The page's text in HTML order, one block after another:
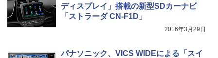
ディスプレイ」搭載の新型SDカーナビ
「ストラーダ CN-F1D」
2016年3月29日
パナソニック、VICS WIDEによる「スイ